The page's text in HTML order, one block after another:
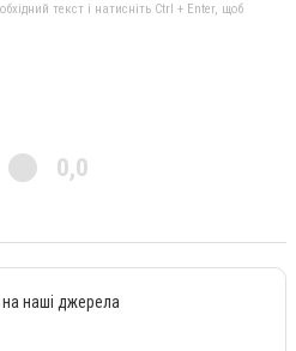
текст і натисніть Ctrl + Enter, щоб
0,0
на наші джерела